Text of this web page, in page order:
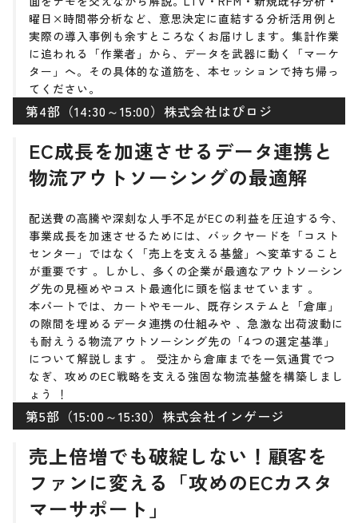
曜日×時間帯分析など、意思決定に直結する分析活用例と
実際の導入事例も余すところなくお届けします。集計作業
に追われる「作業者」から、データを武器に動く「マーケ
ター」へ。その具体的な道筋を、本セッションで持ち帰っ
てください。
第4部（14:30～15:00）株式会社はぴロジ
EC成長を加速させるデータ連携と
物流アウトソーシングの最適解
配送費の高騰や深刻な人手不足がECの利益を圧迫する今、
事業成長を加速させるためには、バックヤードを「コスト
センター」ではなく「売上を支える基盤」へ変革すること
が重要です 。しかし、多くの企業が最適なアウトソーシン
グ先の見極めやコスト最適化に頭を悩ませています 。
本パートでは、カートやモール、既存システムと「倉庫」
の隙間を埋めるデータ連携の仕組みや 、急激な出荷波動に
も耐えうる物流アウトソーシング先の「4つの選定基準」
について解説します 。 受注から倉庫までを一気通貫でつ
なぎ、攻めのEC戦略を支える強固な物流基盤を構築しまし
ょう ！
第5部（15:00～15:30）株式会社インゲージ
売上倍増でも破綻しない！顧客を
ファンに変える「攻めのECカスタ
マーサポート」